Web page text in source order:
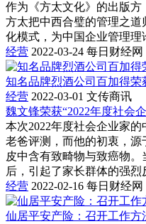
作为《方太文化》的出版方
方太把中西合璧的管理之
化模式，为中国企业管理理
经营 2022-03-24 每日财经网
知名品牌烈酒公司百加得荣
经营 2022-03-01 文传商讯
魏文锋荣获“2022年度社会
本次2022年度社会企业家
老爸评测，而他的初衷，
皮中含有致畸物与致癌物
后，引起了家长群体的强烈
经营 2022-02-16 每日财经网
仙居平安产险：召开工作方